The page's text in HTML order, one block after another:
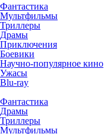
Фантастика
Мультфильмы
Триллеры
Драмы
Приключения
Боевики
Научно-популярное кино
Ужасы
Blu-ray
Фантастика
Драмы
Триллеры
Мультфильмы